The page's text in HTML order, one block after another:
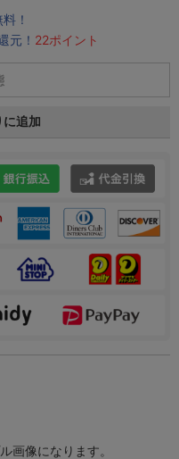
！
元！ 22ポイント
に追加
画像になります。